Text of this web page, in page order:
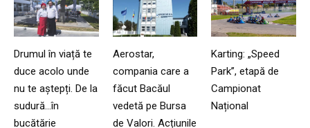
Drumul în viață te
duce acolo unde
nu te aștepți. De la
sudură…în
bucătărie
Aerostar,
compania care a
făcut Bacăul
vedetă pe Bursa
de Valori. Acțiunile
Karting: „Speed
Park”, etapă de
Campionat
Național